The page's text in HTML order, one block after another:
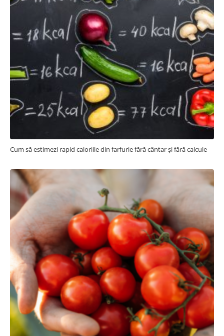
Cum să estimezi rapid caloriile din farfurie fără cântar și fără calcule